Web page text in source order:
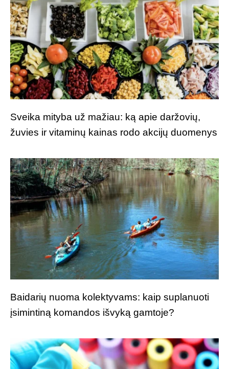
Sveika mityba už mažiau: ką apie daržovių,
žuvies ir vitaminų kainas rodo akcijų duomenys
Baidarių nuoma kolektyvams: kaip suplanuoti
įsimintiną komandos išvyką gamtoje?